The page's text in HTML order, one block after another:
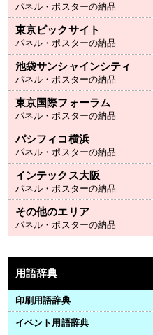
パネル・ポスターの納品
東京ビックサイト
パネル・ポスターの納品
池袋サンシャインシティ
パネル・ポスターの納品
東京国際フォーラム
パネル・ポスターの納品
パシフィコ横浜
パネル・ポスターの納品
インテックス大阪
パネル・ポスターの納品
その他のエリア
パネル・ポスターの納品
用語辞典
印刷用語辞典
イベント用語辞典